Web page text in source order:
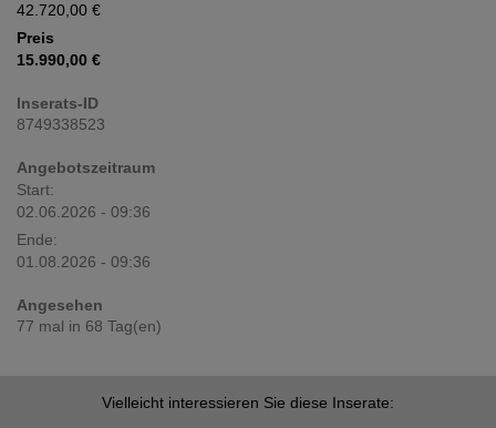
42.720,00 €
Preis
15.990,00 €
Inserats-ID
8749338523
Angebotszeitraum
Start:
02.06.2026 - 09:36
Ende:
01.08.2026 - 09:36
Angesehen
77 mal in 68 Tag(en)
Vielleicht interessieren Sie diese Inserate: